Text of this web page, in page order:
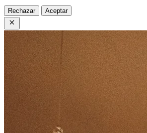
Rechazar Aceptar